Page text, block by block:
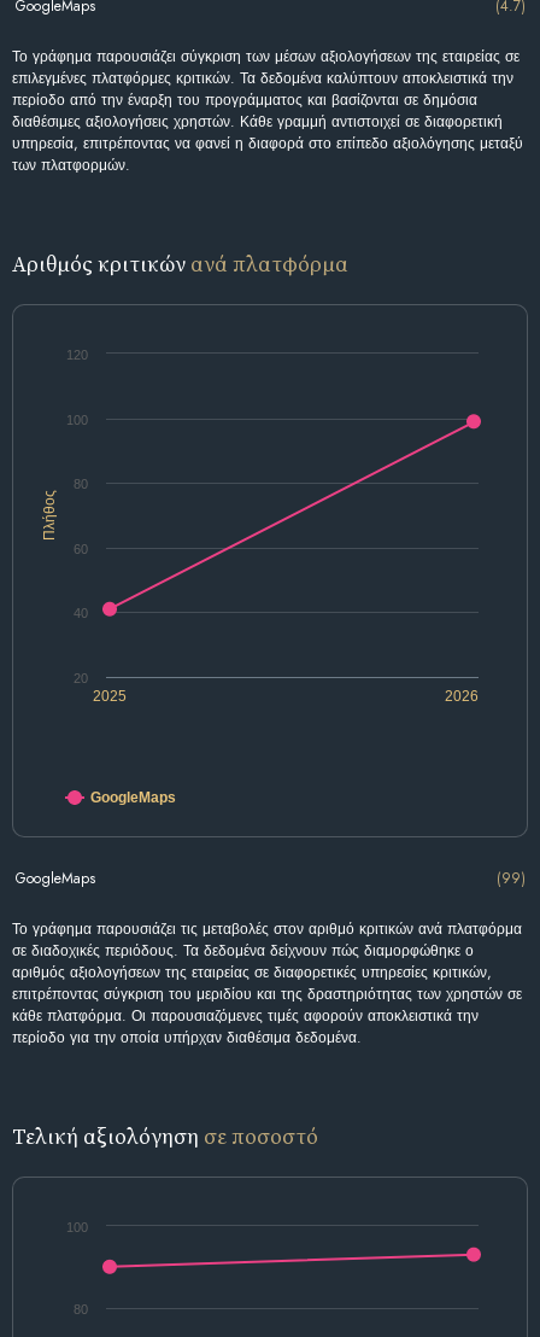
GoogleMaps (4.7)
Το γράφημα παρουσιάζει σύγκριση των μέσων αξιολογήσεων της εταιρείας σε
επιλεγμένες πλατφόρμες κριτικών. Τα δεδομένα καλύπτουν αποκλειστικά την
περίοδο από την έναρξη του προγράμματος και βασίζονται σε δημόσια
διαθέσιμες αξιολογήσεις χρηστών. Κάθε γραμμή αντιστοιχεί σε διαφορετική
υπηρεσία, επιτρέποντας να φανεί η διαφορά στο επίπεδο αξιολόγησης μεταξύ
των πλατφορμών.
Αριθμός κριτικών ανά πλατφόρμα
Πλήθος
2025 2026
40
60
80
100
20
120
GoogleMaps
GoogleMaps (99)
Το γράφημα παρουσιάζει τις μεταβολές στον αριθμό κριτικών ανά πλατφόρμα
σε διαδοχικές περιόδους. Τα δεδομένα δείχνουν πώς διαμορφώθηκε ο
αριθμός αξιολογήσεων της εταιρείας σε διαφορετικές υπηρεσίες κριτικών,
επιτρέποντας σύγκριση του μεριδίου και της δραστηριότητας των χρηστών σε
κάθε πλατφόρμα. Οι παρουσιαζόμενες τιμές αφορούν αποκλειστικά την
περίοδο για την οποία υπήρχαν διαθέσιμα δεδομένα.
Τελική αξιολόγηση σε ποσοστό
80
100